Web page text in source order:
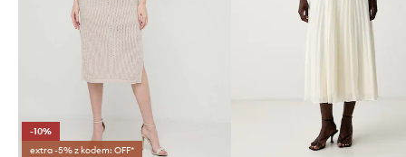
-10%
extra -5% z kodem: OFF*